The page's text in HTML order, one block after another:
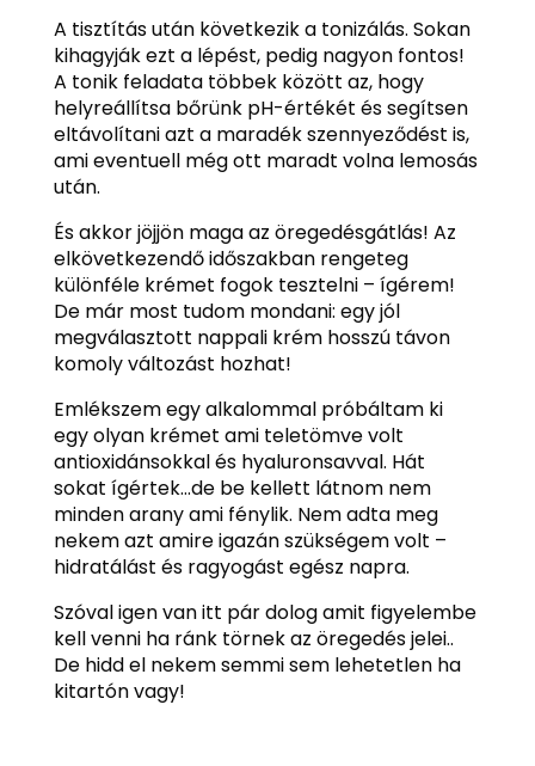
A tisztítás után következik a tonizálás. Sokan
kihagyják ezt a lépést, pedig nagyon fontos!
A tonik feladata többek között az, hogy
helyreállítsa bőrünk pH-értékét és segítsen
eltávolítani azt a maradék szennyeződést is,
ami eventuell még ott maradt volna lemosás
után.
És akkor jöjjön maga az öregedésgátlás! Az
elkövetkezendő időszakban rengeteg
különféle krémet fogok tesztelni – ígérem!
De már most tudom mondani: egy jól
megválasztott nappali krém hosszú távon
komoly változást hozhat!
Emlékszem egy alkalommal próbáltam ki
egy olyan krémet ami teletömve volt
antioxidánsokkal és hyaluronsavval. Hát
sokat ígértek…de be kellett látnom nem
minden arany ami fénylik. Nem adta meg
nekem azt amire igazán szükségem volt –
hidratálást és ragyogást egész napra.
Szóval igen van itt pár dolog amit figyelembe
kell venni ha ránk törnek az öregedés jelei..
De hidd el nekem semmi sem lehetetlen ha
kitartón vagy!